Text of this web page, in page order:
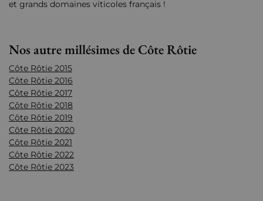
et grands domaines viticoles français !
Nos autre millésimes de Côte Rôtie
Côte Rôtie 2015
Côte Rôtie 2016
Côte Rôtie 2017
Côte Rôtie 2018
Côte Rôtie 2019
Côte Rôtie 2020
Côte Rôtie 2021
Côte Rôtie 2022
Côte Rôtie 2023